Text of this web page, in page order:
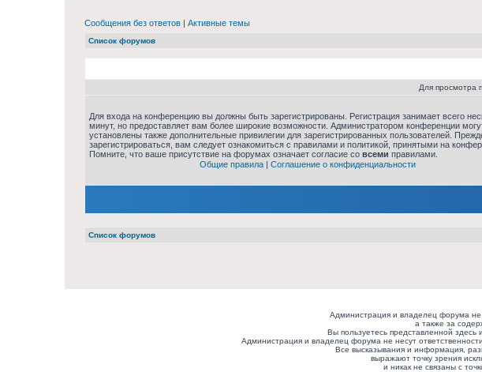
Сообщения без ответов | Активные темы
Список форумов
Для просмотра
Для входа на конференцию вы должны быть зарегистрированы. Регистрация занимает всего
минут, но предоставляет вам более широкие возможности. Администратором конференции
установлены также дополнительные привилегии для зарегистрированных пользователей.
зарегистрироваться, вам следует ознакомиться с правилами и политикой, принятыми на
Помните, что ваше присутствие на форумах означает согласие со всеми правилами.
Общие правила| Соглашение о конфиденциальности
Список форумов
Администрация и владелец форума не
а также за
Вы пользуетесь представленной
Администрация и владелец форума не несут
Все высказывания и информация,
выражают точку зрения
и никак не связаны с